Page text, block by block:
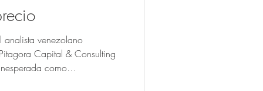
analista venezolano
Capital & Consulting
como